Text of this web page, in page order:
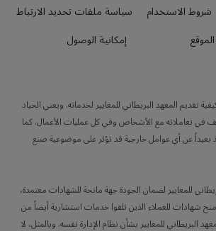
شروط الاستخدام
سياسة ملفات تحديد الارتباط
إمكانية الوصول
تقديم المعهد البريطاني للمعايير لخدماته. ويعني الحياد
تعاملاته مع الأشخاص وفي كل عمليات الأعمال. كما
بعيداً عن أي عوامل خارجية قد تؤثر على موضوعية صنع
للمعايير لضمان الجودة جهة مانحة للشهادات معتمدة،
شهادات للعملاء الذين تلقوا خدمات استشارية أيضاً من
البريطاني للمعايير بشأن نظام الإدارة نفسه. وبالمثل، لا